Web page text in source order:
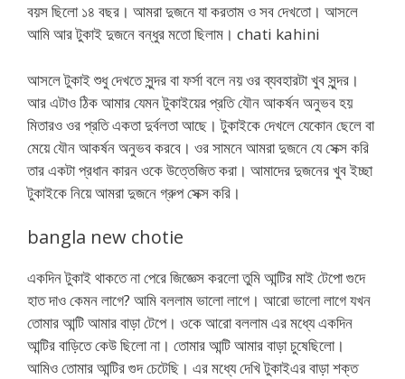
বয়স ছিলো ১৪ বছর। আমরা দুজনে যা করতাম ও সব দেখতো। আসলে
আমি আর টুকাই দুজনে বন্ধুর মতো ছিলাম। chati kahini
আসলে টুকাই শুধু দেখতে সুন্দর বা ফর্সা বলে নয় ওর ব্যবহারটা খুব সুন্দর।
আর এটাও ঠিক আমার যেমন টুকাইয়ের প্রতি যৌন আকর্ষন অনুভব হয়
মিতারও ওর প্রতি একতা দুর্বলতা আছে। টুকাইকে দেখলে যেকোন ছেলে বা
মেয়ে যৌন আকর্ষন অনুভব করবে। ওর সামনে আমরা দুজনে যে সেক্স করি
তার একটা প্রধান কারন ওকে উত্তেজিত করা। আমাদের দুজনের খুব ইচ্ছা
টুকাইকে নিয়ে আমরা দুজনে গ্রুপ সেক্স করি।
bangla new chotie
একদিন টুকাই থাকতে না পেরে জিজ্ঞেস করলো তুমি আন্টির মাই টেপো গুদে
হাত দাও কেমন লাগে? আমি বললাম ভালো লাগে। আরো ভালো লাগে যখন
তোমার আন্টি আমার বাড়া টেপে। ওকে আরো বললাম এর মধ্যে একদিন
আন্টির বাড়িতে কেউ ছিলো না। তোমার আন্টি আমার বাড়া চুষেছিলো।
আমিও তোমার আন্টির গুদ চেটেছি। এর মধ্যে দেখি টুকাইএর বাড়া শক্ত